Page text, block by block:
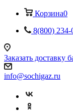
Корзина0
8(800) 234-
Заказать доставку
info@sochigaz.ru